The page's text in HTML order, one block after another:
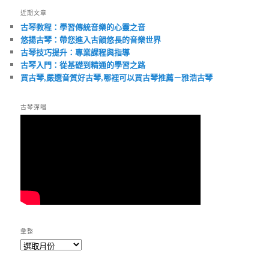
近期文章
古琴教程：學習傳統音樂的心靈之音
悠揚古琴：帶您進入古韻悠長的音樂世界
古琴技巧提升：專業課程與指導
古琴入門：從基礎到精通的學習之路
買古琴,嚴選音質好古琴,哪裡可以買古琴推薦－雅浩古琴
古琴彈唱
彙整
彙